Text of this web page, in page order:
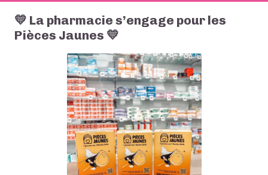
💛 La pharmacie s’engage pour les
Pièces Jaunes 💛